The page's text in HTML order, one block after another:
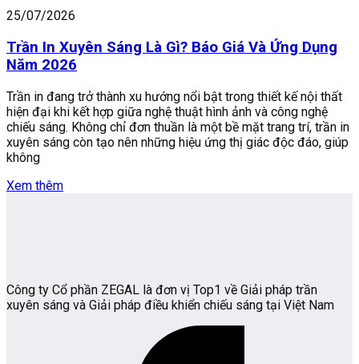
25/07/2026
Trần In Xuyên Sáng Là Gì? Báo Giá Và Ứng Dụng
Năm 2026
Trần in đang trở thành xu hướng nổi bật trong thiết kế nội thất
hiện đại khi kết hợp giữa nghệ thuật hình ảnh và công nghệ
chiếu sáng. Không chỉ đơn thuần là một bề mặt trang trí, trần in
xuyên sáng còn tạo nên những hiệu ứng thị giác độc đáo, giúp
không
Xem thêm
Công ty Cổ phần ZEGAL là đơn vị Top1 về Giải pháp trần
xuyên sáng và Giải pháp điều khiển chiếu sáng tại Việt Nam